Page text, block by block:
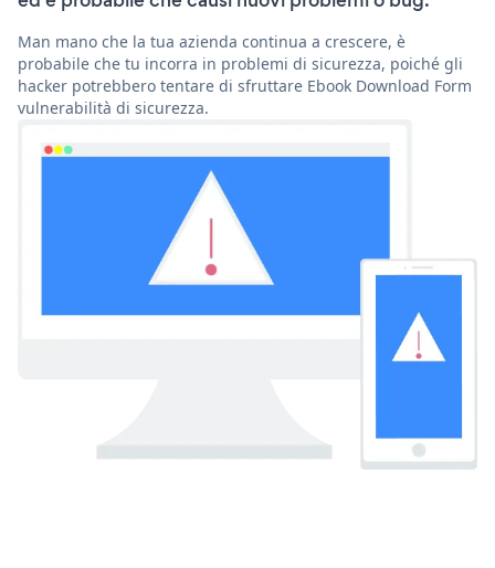
Man mano che la tua azienda continua a crescere, è
probabile che tu incorra in problemi di sicurezza, poiché gli
hacker potrebbero tentare di sfruttare Ebook Download Form
vulnerabilità di sicurezza.